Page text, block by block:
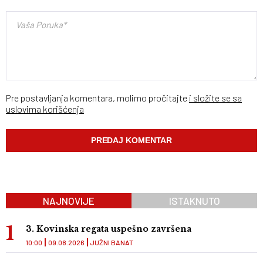
Pre postavljanja komentara, molimo pročitajte i složite se sa
uslovima korišćenja
NAJNOVIJE ISTAKNUTO
3. Kovinska regata uspešno završena
JUŽNI BANAT
10:00 09.08.2026